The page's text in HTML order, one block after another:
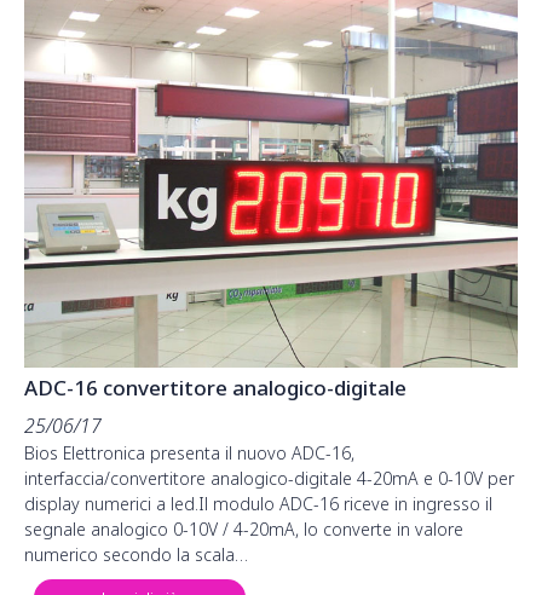
ADC-16 convertitore analogico-digitale
25/06/17
Bios Elettronica presenta il nuovo ADC-16,
interfaccia/convertitore analogico-digitale 4-20mA e 0-10V per
display numerici a led.Il modulo ADC-16 riceve in ingresso il
segnale analogico 0-10V / 4-20mA, lo converte in valore
numerico secondo la scala…